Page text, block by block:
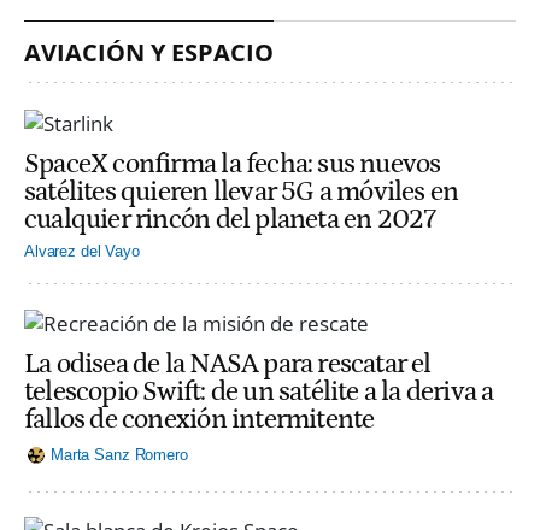
AVIACIÓN Y ESPACIO
SpaceX confirma la fecha: sus nuevos
satélites quieren llevar 5G a móviles en
cualquier rincón del planeta en 2027
Alvarez del Vayo
La odisea de la NASA para rescatar el
telescopio Swift: de un satélite a la deriva a
fallos de conexión intermitente
Marta Sanz Romero